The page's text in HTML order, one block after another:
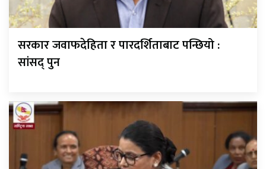
सरकार जवाफदेहिता र पारदर्शिताबाट पन्छियो :
सांसद् पुन